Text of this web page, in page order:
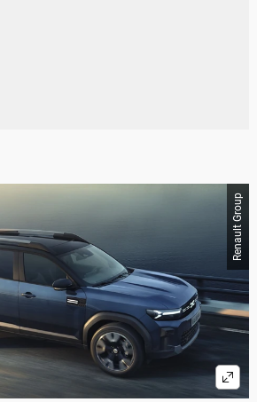
Renault Group